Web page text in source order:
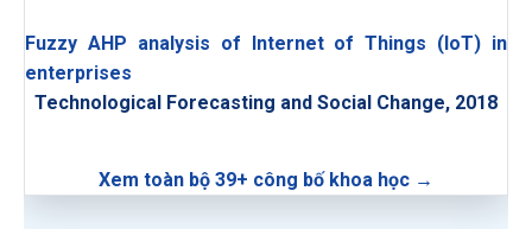
Fuzzy AHP analysis of Internet of Things (IoT) in
enterprises
Technological Forecasting and Social Change, 2018
Xem toàn bộ 39+ công bố khoa học →